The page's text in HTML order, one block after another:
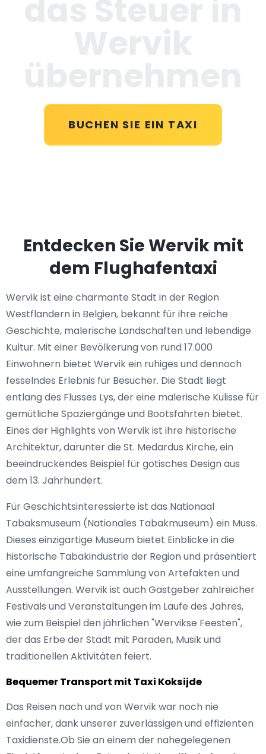
BUCHEN SIE EIN TAXI
Entdecken Sie Wervik mit
dem Flughafentaxi
Wervik ist eine charmante Stadt in der Region
Westflandern in Belgien, bekannt für ihre reiche
Geschichte, malerische Landschaften und lebendige
Kultur. Mit einer Bevölkerung von rund 17.000
Einwohnern bietet Wervik ein ruhiges und dennoch
fesselndes Erlebnis für Besucher. Die Stadt liegt
entlang des Flusses Lys, der eine malerische Kulisse für
gemütliche Spaziergänge und Bootsfahrten bietet.
Eines der Highlights von Wervik ist ihre historische
Architektur, darunter die St. Medardus Kirche, ein
beeindruckendes Beispiel für gotisches Design aus
dem 13. Jahrhundert.
Für Geschichtsinteressierte ist das Nationaal
Tabaksmuseum (Nationales Tabakmuseum) ein Muss.
Dieses einzigartige Museum bietet Einblicke in die
historische Tabakindustrie der Region und präsentiert
eine umfangreiche Sammlung von Artefakten und
Ausstellungen. Wervik ist auch Gastgeber zahlreicher
Festivals und Veranstaltungen im Laufe des Jahres,
wie zum Beispiel den jährlichen "Wervikse Feesten",
der das Erbe der Stadt mit Paraden, Musik und
traditionellen Aktivitäten feiert.
Bequemer Transport mit Taxi Koksijde
Das Reisen nach und von Wervik war noch nie
einfacher, dank unserer zuverlässigen und effizienten
Taxidienste.Ob Sie an einem der nahegelegenen